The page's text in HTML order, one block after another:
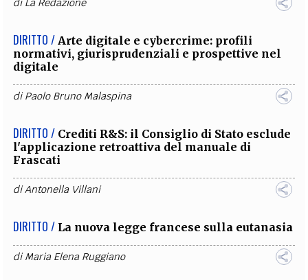
di La Redazione
DIRITTO / Arte digitale e cybercrime: profili
normativi, giurisprudenziali e prospettive nel
digitale
diPaolo Bruno Malaspina
DIRITTO / Crediti R&S: il Consiglio di Stato esclude
l'applicazione retroattiva del manuale di
Frascati
diAntonella Villani
DIRITTO / La nuova legge francese sulla eutanasia
diMaria Elena Ruggiano